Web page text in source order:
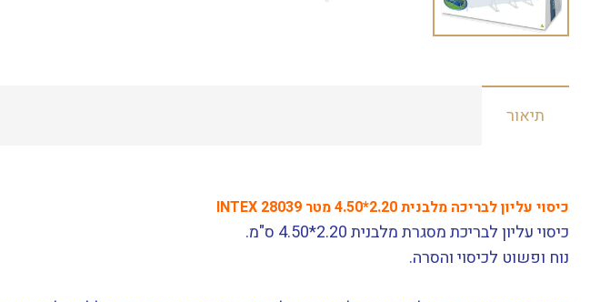
תיאור
כיסוי עליון לבריכה מלבנית 2.20*4.50 מטר INTEX 28039
כיסוי עליון לבריכת מסגרת מלבנית 2.20*4.50 ס"מ.
נוח ופשוט לכיסוי והסרה.